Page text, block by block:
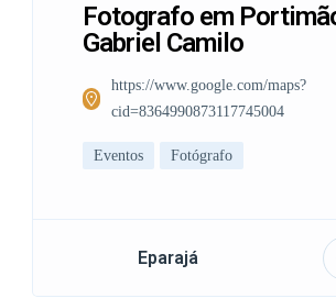
Fotografo em
Gabriel Camilo
https://www.google.com/maps?
cid=8364990873117745004
Eventos Fotógrafo
Eparajá